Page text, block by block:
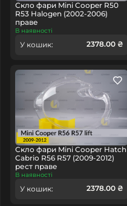
Скло фари Mini Cooper R50
R53 Halogen (2002-2006)
праве
В наявності
У кошик: 2378.00 ₴
Скло фари Mini Cooper Hatch
Cabrio R56 R57 (2009-2012)
рест праве
В наявності
У кошик: 2378.00 ₴